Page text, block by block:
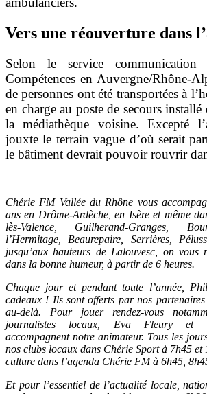
Vers une réouverture dans
Selon le service communication
Compétences en Auvergne/Rhône-
de personnes ont été transportées à
en charge au poste de secours
la médiathèque voisine. Excepté
jouxte le terrain vague d’où serait
le bâtiment devrait pouvoir rouvrir
Chérie FM Vallée du Rhône vous
ans en Drôme-Ardèche, en Isère et même
lès-Valence, Guilherand-Granges,
l’Hermitage, Beaurepaire, Serrières,
jusqu’aux hauteurs de Lalouvesc, on vous
dans la bonne humeur, à partir de 6 heures.
Chaque jour et pendant toute l’année,
cadeaux ! Ils sont offerts par nos
au-delà. Pour jouer rendez-vous
journalistes locaux, Eva Fleury et
accompagnent notre animateur. Tous les
nos clubs locaux dans Chérie Sport à 7h45
culture dans l’agenda Chérie FM à 6h45,
Et pour l’essentiel de l’actualité locale,